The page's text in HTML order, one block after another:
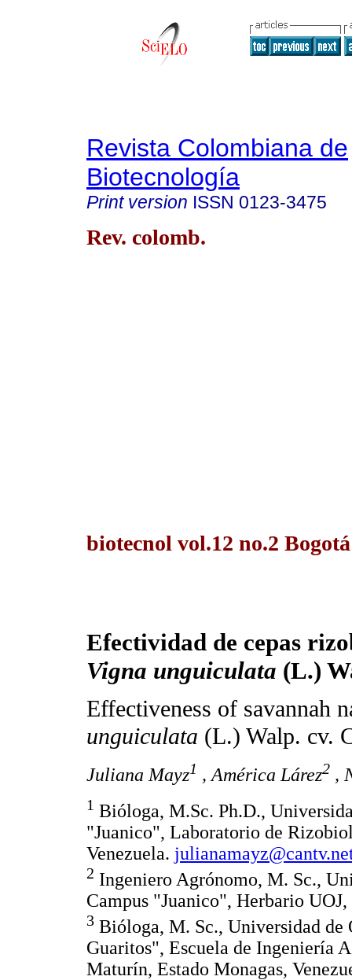
Revista Colombiana de
Biotecnología
Print version ISSN 0123-3475
Rev. colomb.
biotecnol vol.12 no.2
Efectividad de cepas
Vigna unguiculata (L.)
Effectiveness of savannah
unguiculata (L.) Walp. cv.
Juliana Mayz1 , América Lárez2 ,
1 Bióloga, M.Sc. Ph.D.,
"Juanico", Laboratorio de
Venezuela.
2 Ingeniero Agrónomo, M. Sc.,
Campus "Juanico", Herbario
3 Bióloga, M. Sc., Universidad de
Guaritos", Escuela de Ingeniería
Maturín, Estado Monagas,